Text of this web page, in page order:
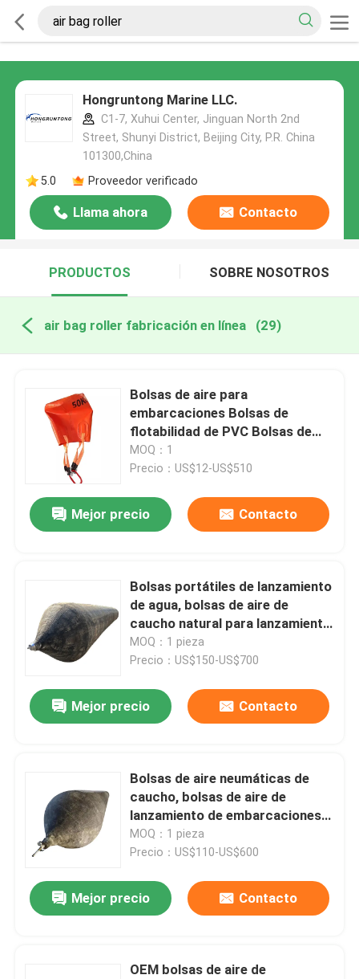
Hongruntong Marine LLC.
C1-7, Xuhui Center, Jinguan North 2nd
Street, Shunyi District, Beijing City, P.R. China
101300,China
5.0
Proveedor verificado
Llama ahora Contacto
PRODUCTOS SOBRE NOSOTROS
air bag roller fabricación en línea (29)
Bolsas de aire para
embarcaciones Bolsas de
flotabilidad de PVC Bolsas de
buceo Bolsas de aire de forma
de paracaídas Bolsas de aire
MOQ：1
Precio：US$12-US$510
Mejor precio Contacto
Bolsas portátiles de lanzamiento
de agua, bolsas de aire de
caucho natural para lanzamiento
de barcos
MOQ：1 pieza
Precio：US$150-US$700
Mejor precio Contacto
Bolsas de aire neumáticas de
caucho, bolsas de aire de
lanzamiento de embarcaciones
cilíndricas negras
MOQ：1 pieza
Precio：US$110-US$600
Mejor precio Contacto
OEM bolsas de aire de